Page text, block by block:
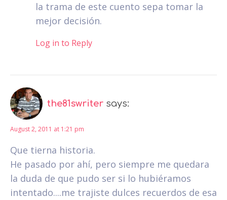
la trama de este cuento sepa tomar la
mejor decisión.
Log in to Reply
the81swriter says:
August 2, 2011 at 1:21 pm
Que tierna historia.
He pasado por ahí, pero siempre me quedara
la duda de que pudo ser si lo hubiéramos
intentado....me trajiste dulces recuerdos de esa